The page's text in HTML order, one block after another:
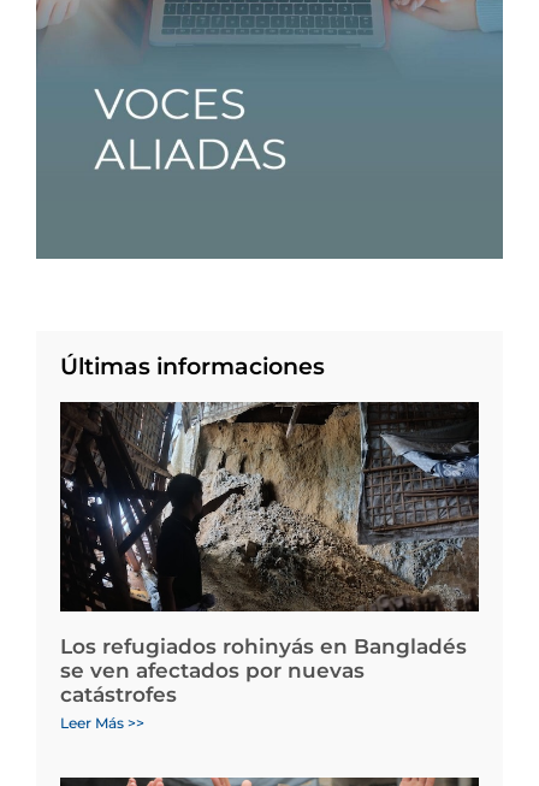
Últimas informaciones
Los refugiados rohinyás en Bangladés
se ven afectados por nuevas
catástrofes
Leer Más >>